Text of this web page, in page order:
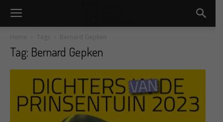
Home Tags Bernard Gepken
Tag: Bernard Gepken